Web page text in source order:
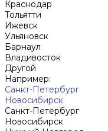
Краснодар
Тольятти
Ижевск
Ульяновск
Барнаул
Владивосток
Другой
Например:
Санкт-Петербург
Новосибирск
Санкт-Петербург
Новосибирск